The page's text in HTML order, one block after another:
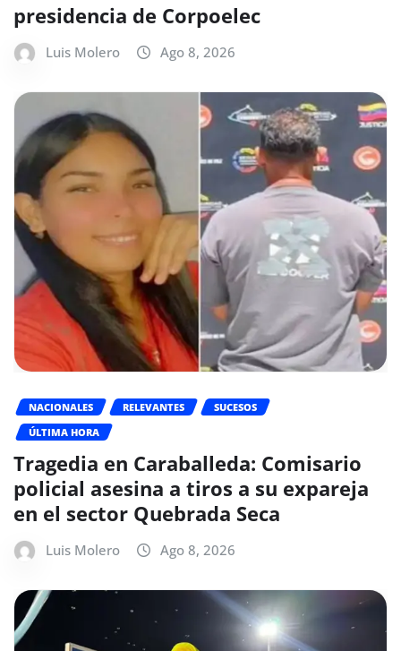
presidencia de Corpoelec
Luis Molero Ago 8, 2026
NACIONALES RELEVANTES
SUCESOS
ÚLTIMA HORA
Tragedia en Caraballeda: Comisario
policial asesina a tiros a su expareja
en el sector Quebrada Seca
Luis Molero Ago 8, 2026